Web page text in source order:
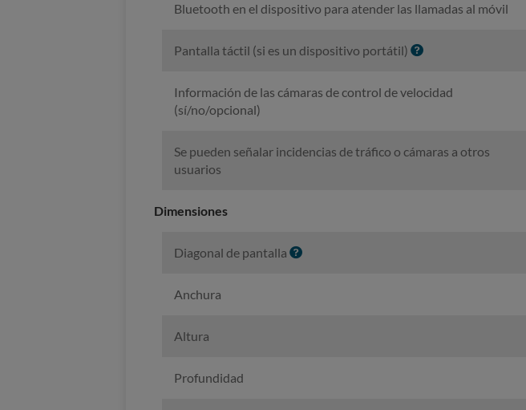
Bluetooth en el dispositivo para atender las llamadas al móvil
Pantalla táctil (si es un dispositivo portátil) I
Información de las cámaras de control de velocidad
(sí/no/opcional)
Se pueden señalar incidencias de tráfico o cámaras a otros
usuarios
Dimensiones
Diagonal de pantalla I
Anchura
Altura
Profundidad